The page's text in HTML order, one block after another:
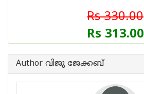
Rs 330.00
Rs 313.00
Author വിജു ജേക്കബ്